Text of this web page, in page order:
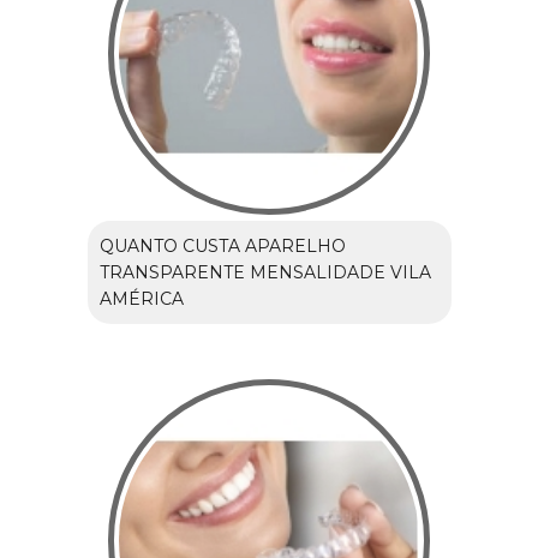
QUANTO CUSTA APARELHO
TRANSPARENTE MENSALIDADE VILA
AMÉRICA